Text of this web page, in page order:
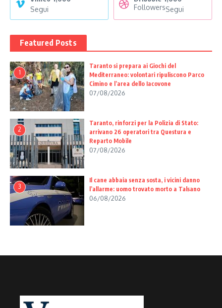
Segui
FollowersSegui
Featured Posts
1
Taranto si prepara ai Giochi del
Mediterraneo: volontari ripuliscono Parco
Cimino e l’area dello Iacovone
07/08/2026
2
Taranto, rinforzi per la Polizia di Stato:
arrivano 26 operatori tra Questura e
Reparto Mobile
07/08/2026
3
Il cane abbaia senza sosta, i vicini danno
l’allarme: uomo trovato morto a Talsano
06/08/2026